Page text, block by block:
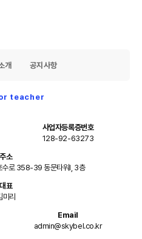
개 공지사항
teacher
사업자등록증번호
128-92-63273
주소
수로 358-39 동문타워I, 3층
대표
미리
Email
admin@skybel.co.kr